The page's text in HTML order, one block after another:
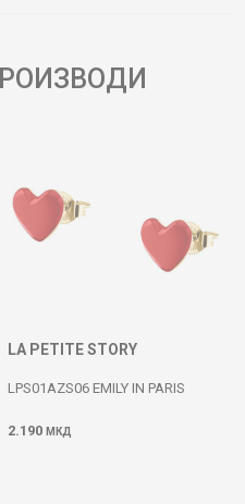
LA PETITE STORY
LPS01AZS06 EMILY IN PARIS
2.190 МКД